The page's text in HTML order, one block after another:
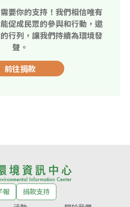
要你的支持！我們相信唯有
促成民眾的參與和行動，邀
行列，讓我們持續為環境發
聲。
前往捐款
報
捐款支持